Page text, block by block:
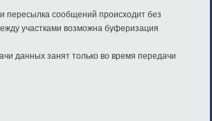
пересылка сообщений происходит без
участками возможна буферизация
данных занят только во время передачи